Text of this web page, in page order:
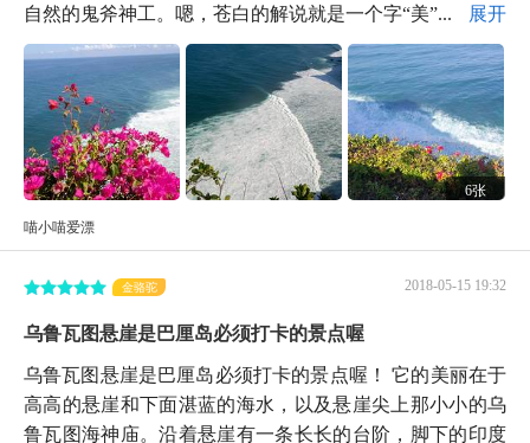
自然的鬼斧神工。嗯，苍白的解说就是一个字“美”...
展开
6张
喵小喵爱漂
2018-05-15 19:32
金骆驼
乌鲁瓦图悬崖是巴厘岛必须打卡的景点喔
乌鲁瓦图悬崖是巴厘岛必须打卡的景点喔！ 它的美丽在于
高高的悬崖和下面湛蓝的海水，以及悬崖尖上那小小的乌
鲁瓦图海神庙。沿着悬崖有一条长长的台阶，脚下的印度